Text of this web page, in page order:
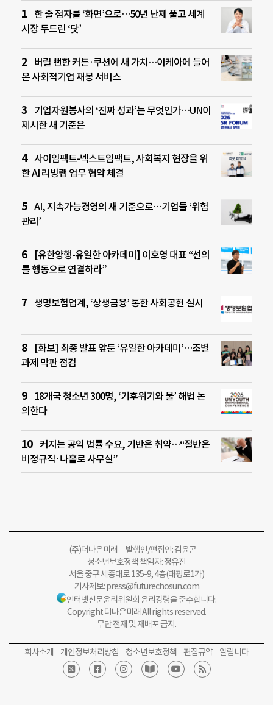
한 줄 점자를 ‘화면’으로…50년 난제 풀고 세계
시장 두드린 ‘닷’
버릴 뻔한 커튼·쿠션에 새 가치…이케아에 들어
온 사회적기업 재봉 서비스
기업자원봉사의 ‘진짜 성과’는 무엇인가…UN이
제시한 새 기준은
사이임팩트-넥스트임팩트, 사회복지 현장을 위
한 AI 리빙랩 업무 협약 체결
AI, 지속가능경영의 새 기준으로…기업들 ‘위험
관리’
[유한양행-유일한 아카데미] 이호영 대표 “선의
를 행동으로 연결하라”
생명보험업계, ‘상생금융’ 통한 사회공헌 실시
[화보] 최종 발표 앞둔 ‘유일한 아카데미’…조별
과제 막판 점검
18개국 청소년 300명, ‘기후위기와 물’ 해법 논
의한다
커지는 공익 법률 수요, 기반은 취약…“절반은
비정규직·나홀로 사무실”
(주)더나은미래 발행인/편집인: 김윤곤
청소년보호정책 책임자: 정유진
서울 중구 세종대로 135-9, 4층(태평로1가)
기사제보:press@futurechosun.com
인터넷신문윤리위원회 윤리강령을 준수합니다.
Copyright 더나은미래 All rights reserved.
무단 전재 및 재배포 금지.
회사소개 개인정보처리방침 청소년보호정책 편집규약 알립니다